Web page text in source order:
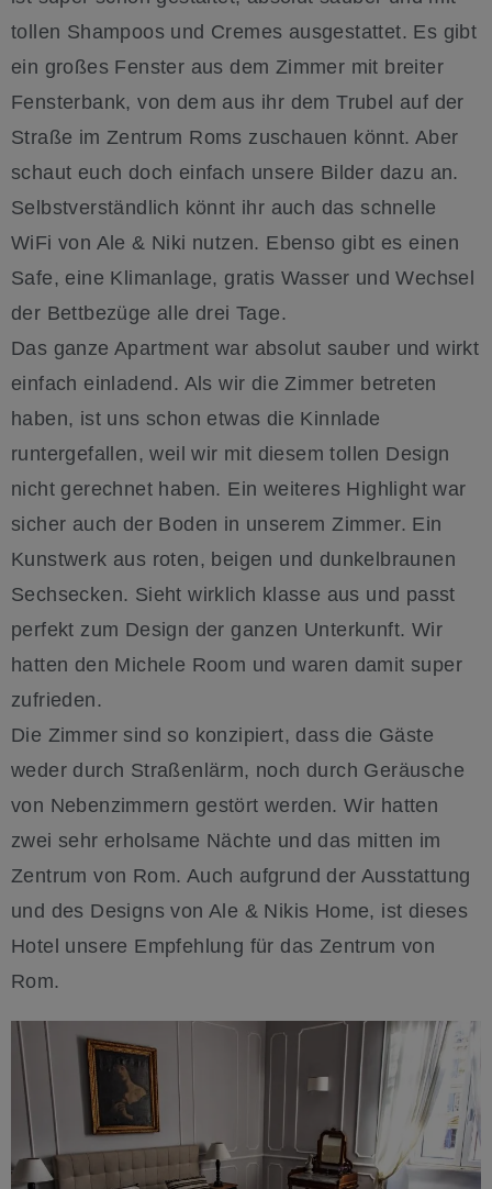
tollen Shampoos und Cremes ausgestattet. Es gibt
ein großes Fenster aus dem Zimmer mit breiter
Fensterbank, von dem aus ihr dem Trubel auf der
Straße im Zentrum Roms zuschauen könnt. Aber
schaut euch doch einfach unsere Bilder dazu an.
Selbstverständlich könnt ihr auch das schnelle
WiFi von Ale & Niki nutzen. Ebenso gibt es einen
Safe, eine Klimanlage, gratis Wasser und Wechsel
der Bettbezüge alle drei Tage.
Das ganze Apartment war absolut sauber und wirkt
einfach einladend. Als wir die Zimmer betreten
haben, ist uns schon etwas die Kinnlade
runtergefallen, weil wir mit diesem tollen Design
nicht gerechnet haben. Ein weiteres Highlight war
sicher auch der Boden in unserem Zimmer. Ein
Kunstwerk aus roten, beigen und dunkelbraunen
Sechsecken. Sieht wirklich klasse aus und passt
perfekt zum Design der ganzen Unterkunft. Wir
hatten den Michele Room und waren damit super
zufrieden.
Die Zimmer sind so konzipiert, dass die Gäste
weder durch Straßenlärm, noch durch Geräusche
von Nebenzimmern gestört werden. Wir hatten
zwei sehr erholsame Nächte und das mitten im
Zentrum von Rom. Auch aufgrund der Ausstattung
und des Designs von Ale & Nikis Home, ist dieses
Hotel unsere Empfehlung für das Zentrum von
Rom.